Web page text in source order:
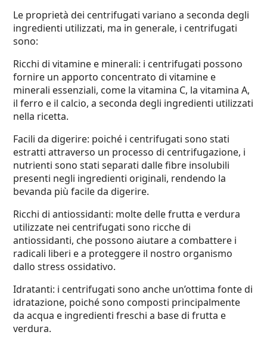
Le proprietà dei centrifugati variano a seconda degli
ingredienti utilizzati, ma in generale, i centrifugati
sono:
Ricchi di vitamine e minerali: i centrifugati possono
fornire un apporto concentrato di vitamine e
minerali essenziali, come la vitamina C, la vitamina A,
il ferro e il calcio, a seconda degli ingredienti utilizzati
nella ricetta.
Facili da digerire: poiché i centrifugati sono stati
estratti attraverso un processo di centrifugazione, i
nutrienti sono stati separati dalle fibre insolubili
presenti negli ingredienti originali, rendendo la
bevanda più facile da digerire.
Ricchi di antiossidanti: molte delle frutta e verdura
utilizzate nei centrifugati sono ricche di
antiossidanti, che possono aiutare a combattere i
radicali liberi e a proteggere il nostro organismo
dallo stress ossidativo.
Idratanti: i centrifugati sono anche un’ottima fonte di
idratazione, poiché sono composti principalmente
da acqua e ingredienti freschi a base di frutta e
verdura.